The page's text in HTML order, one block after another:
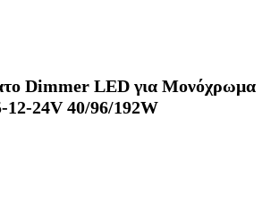
Dimmer LED για Μονόχρωμα
12-24V 40/96/192W